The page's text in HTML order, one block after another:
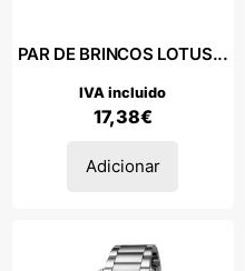
PAR DE BRINCOS LOTUS...
17,38€
IVA incluido
Adicionar